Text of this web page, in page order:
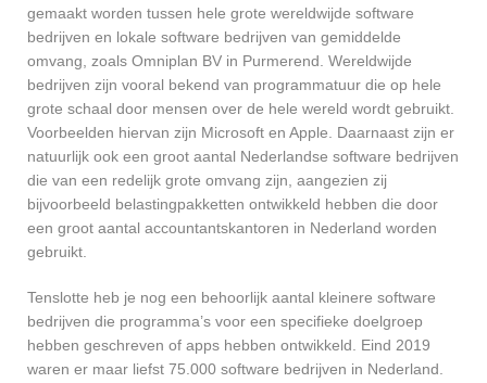
gemaakt worden tussen hele grote wereldwijde software
bedrijven en lokale software bedrijven van gemiddelde
omvang, zoals Omniplan BV in Purmerend. Wereldwijde
bedrijven zijn vooral bekend van programmatuur die op hele
grote schaal door mensen over de hele wereld wordt gebruikt.
Voorbeelden hiervan zijn Microsoft en Apple. Daarnaast zijn er
natuurlijk ook een groot aantal Nederlandse software bedrijven
die van een redelijk grote omvang zijn, aangezien zij
bijvoorbeeld belastingpakketten ontwikkeld hebben die door
een groot aantal accountantskantoren in Nederland worden
gebruikt.
Tenslotte heb je nog een behoorlijk aantal kleinere software
bedrijven die programma’s voor een specifieke doelgroep
hebben geschreven of apps hebben ontwikkeld. Eind 2019
waren er maar liefst 75.000 software bedrijven in Nederland.